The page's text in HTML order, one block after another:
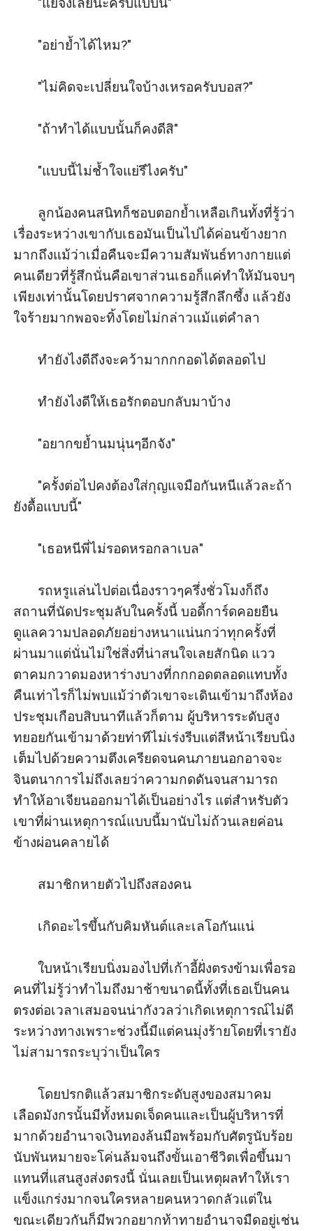
"อย่าย้ำได้ไหม?"
"ไม่คิดจะเปลี่ยนใจบ้างเหรอครับบอส?"
"ถ้าทำได้แบบนั้นก็คงดีสิ"
"แบบนี้ไม่ช้ำใจแย่รึไงครับ"
ลูกน้องคนสนิทก็ชอบตอกย้ำเหลือเกินทั้งที่รู้ว่า
เรื่องระหว่างเขากับเธอมันเป็นไปได้ค่อนข้างยาก
มากถึงแม้ว่าเมื่อคืนจะมีความสัมพันธ์ทางกายแต่
คนเดียวที่รู้สึกนั่นคือเขาส่วนเธอก็แค่ทำให้มันจบๆ
เพียงเท่านั้นโดยปราศจากความรู้สึกลึกซึ้ง แล้วยัง
ใจร้ายมากพอจะทิ้งโดยไม่กล่าวแม้แต่คำลา
ทำยังไงดีถึงจะคว้ามากกกอดได้ตลอดไป
ทำยังไงดีให้เธอรักตอบกลับมาบ้าง
"อยากขย้ำนมนุ่นๆอีกจัง"
"ครั้งต่อไปคงต้องใส่กุญแจมือกันหนีแล้วละถ้า
ยังดื้อแบบนี้"
"เธอหนีพี่ไม่รอดหรอกลาเบล"
รถหรูแล่นไปต่อเนื่องราวๆครึ่งชั่วโมงก็ถึง
สถานที่นัดประชุมลับในครั้งนี้ บอดี้การ์ดคอยยืน
ดูแลความปลอดภัยอย่างหนาแน่นกว่าทุกครั้งที่
ผ่านมาแต่นั่นไม่ใช่สิ่งที่น่าสนใจเลยสักนิด แวว
ตาคมกวาดมองหาร่างบางที่กกกอดตลอดแทบทั้ง
คืนเท่าไรก็ไม่พบแม้ว่าตัวเขาจะเดินเข้ามาถึงห้อง
ประชุมเกือบสิบนาทีแล้วก็ตาม ผู้บริหารระดับสูง
ทยอยกันเข้ามาด้วยท่าทีไม่เร่งรีบแต่สีหน้าเรียบนิ่ง
เต็มไปด้วยความตึงเครียดจนคนภายนอกอาจจะ
จินตนาการไม่ถึงเลยว่าความกดดันจนสามารถ
ทำให้อาเจียนออกมาได้เป็นอย่างไร แต่สำหรับตัว
เขาที่ผ่านเหตุการณ์แบบนี้มานับไม่ถ้วนเลยค่อน
ข้างผ่อนคลายได้
สมาชิกหายตัวไปถึงสองคน
เกิดอะไรขึ้นกับคิมหันต์และเลโอกันแน่
ใบหน้าเรียบนิ่งมองไปที่เก้าอี้ฝั่งตรงข้ามเพื่อรอ
คนที่ไม่รู้ว่าทำไมถึงมาช้าขนาดนี้ทั้งที่เธอเป็นคน
ตรงต่อเวลาเสมอจนน่ากังวลว่าเกิดเหตุการณ์ไม่ดี
ระหว่างทางเพราะช่วงนี้มีแต่คนมุ่งร้ายโดยที่เรายัง
ไม่สามารถระบุว่าเป็นใคร
โดยปรกติแล้วสมาชิกระดับสูงของสมาคม
เลือดมังกรนั้นมีทั้งหมดเจ็ดคนและเป็นผู้บริหารที่
มากด้วยอำนาจเงินทองล้นมือพร้อมกับศัตรูนับร้อย
นับพันหมายจะโค่นล้มจนถึงขั้นเอาชีวิตเพื่อขึ้นมา
แทนที่แสนสูงส่งตรงนี้ นั่นเลยเป็นเหตุผลทำให้เรา
แข็งแกร่งมากจนใครหลายคนหวาดกลัวแต่ใน
ขณะเดียวกันก็มีพวกอยากท้าทายอำนาจมืดอยู่เช่น